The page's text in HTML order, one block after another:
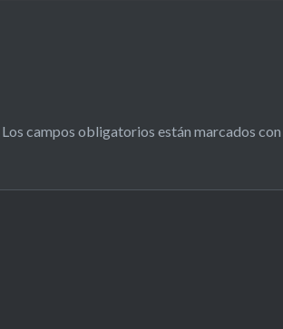
Los campos obligatorios están marcados con